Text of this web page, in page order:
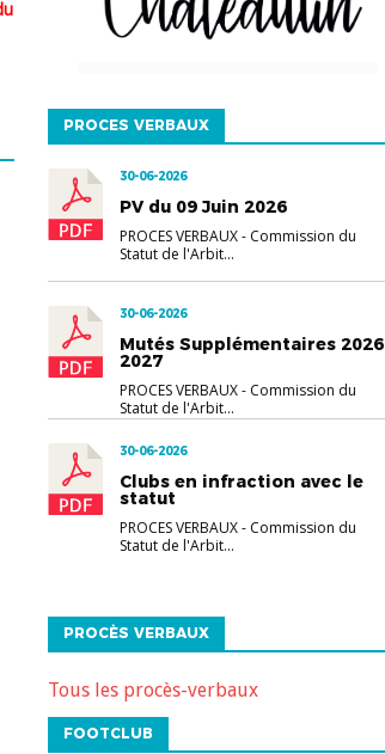
PROCES VERBAUX
30-06-2026
PV du 09 Juin 2026
PROCES VERBAUX- Commission du
Statut de l'Arbit...
30-06-2026
Mutés Supplémentaires 2026
2027
PROCES VERBAUX- Commission du
Statut de l'Arbit...
30-06-2026
Clubs en infraction avec le
statut
PROCES VERBAUX- Commission du
Statut de l'Arbit...
PROCÈS VERBAUX
Tous les procès-verbaux
FOOTCLUB